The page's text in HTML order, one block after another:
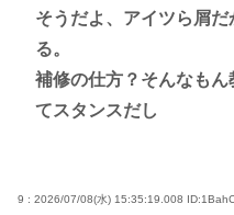
そうだよ、アイツら屑
る。
補修の仕方？そんなも
てスタンスだし
9 : 2026/07/08(水) 15:35:19.008